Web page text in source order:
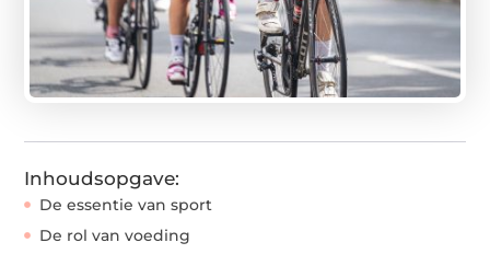
Inhoudsopgave:
De essentie van sport
De rol van voeding